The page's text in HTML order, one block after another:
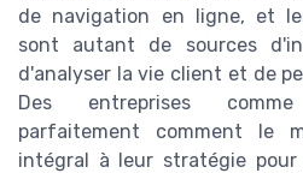
de navigation en ligne, et
sont autant de sources
d'analyser la vie client et de
Des entreprises
parfaitement comment le
intégral à leur stratégie